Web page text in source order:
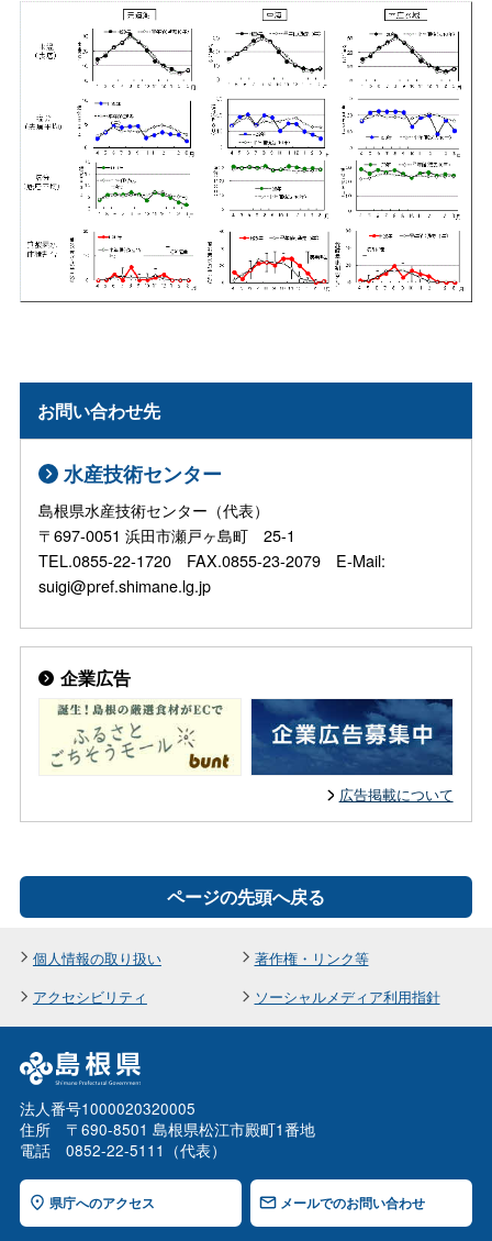
お問い合わせ先
水産技術センター
島根県水産技術センター（代表）
〒697-0051 浜田市瀬戸ヶ島町 25-1
TEL.0855-22-1720 FAX.0855-23-2079 E-Mail:
suigi@pref.shimane.lg.jp
企業広告
広告掲載について
ページの先頭へ戻る
個人情報の取り扱い
著作権・リンク等
アクセシビリティ
ソーシャルメディア利用指針
法人番号1000020320005
住所 〒690-8501 島根県松江市殿町1番地
電話 0852-22-5111（代表）
県庁へのアクセス メールでのお問い合わせ